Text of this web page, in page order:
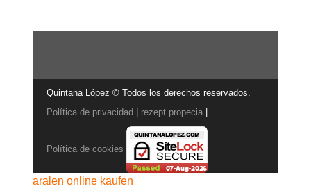
Quintana López © Todos los derechos reservados.
Política de privacidad | rezept propecia |
Política de cookies
aralen online kaufen